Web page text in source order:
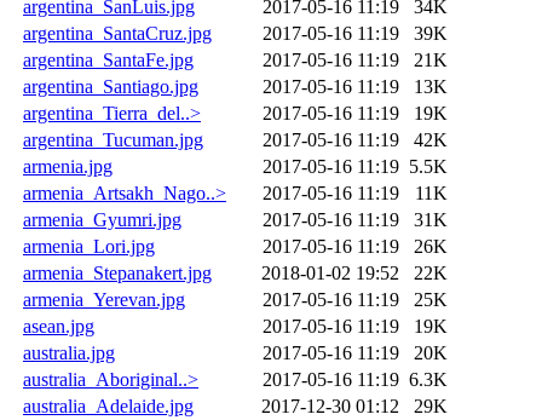
argentina_SanLuis.jpg
2017-05-16 11:19
34K
argentina_SantaCruz.jpg
2017-05-16 11:19
39K
argentina_SantaFe.jpg
2017-05-16 11:19
21K
argentina_Santiago.jpg
2017-05-16 11:19
13K
argentina_Tierra_del..>
2017-05-16 11:19
19K
argentina_Tucuman.jpg
2017-05-16 11:19
42K
armenia.jpg
2017-05-16 11:19 5.5K
armenia_Artsakh_Nago..>
2017-05-16 11:19
11K
armenia_Gyumri.jpg
2017-05-16 11:19
31K
armenia_Lori.jpg
2017-05-16 11:19
26K
armenia_Stepanakert.jpg
2018-01-02 19:52
22K
armenia_Yerevan.jpg
2017-05-16 11:19
25K
asean.jpg
2017-05-16 11:19
19K
australia.jpg
2017-05-16 11:19
20K
australia_Aboriginal..>
2017-05-16 11:19 6.3K
australia_Adelaide.jpg
2017-12-30 01:12
29K